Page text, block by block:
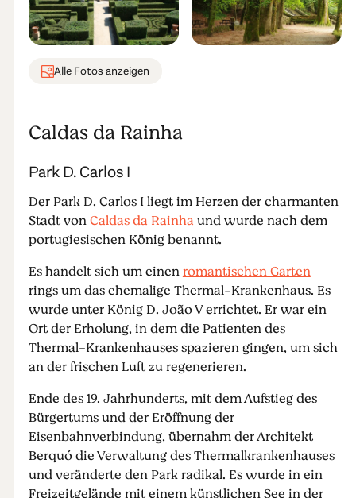
Alle Fotos anzeigen
Caldas da Rainha
Park D. Carlos I
Der Park D. Carlos I liegt im Herzen der charmanten
Stadt vonCaldas da Rainhaund wurde nach dem
portugiesischen König benannt.
Es handelt sich um einenromantischen Garten
rings um das ehemalige Thermal-Krankenhaus. Es
wurde unter König D. João V errichtet. Er war ein
Ort der Erholung, in dem die Patienten des
Thermal-Krankenhauses spazieren gingen, um sich
an der frischen Luft zu regenerieren.
Ende des 19. Jahrhunderts, mit dem Aufstieg des
Bürgertums und der Eröffnung der
Eisenbahnverbindung, übernahm der Architekt
Berquó die Verwaltung des Thermalkrankenhauses
und veränderte den Park radikal. Es wurde in ein